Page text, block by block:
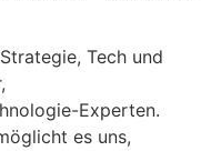
Tech und
Experten.
es uns,